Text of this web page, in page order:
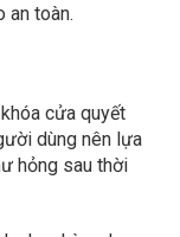
an toàn.
cửa quyết
dùng nên lựa
hỏng sau thời